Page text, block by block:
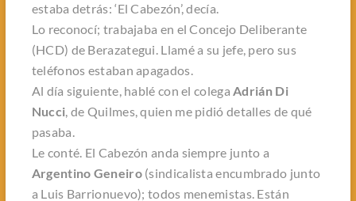
estaba detrás: ‘El Cabezón’, decía.
Lo reconocí; trabajaba en el Concejo Deliberante
(HCD) de Berazategui. Llamé a su jefe, pero sus
teléfonos estaban apagados.
Al día siguiente, hablé con el colegaAdrián Di
Nucci, de Quilmes, quien me pidió detalles de qué
pasaba.
Le conté. El Cabezón anda siempre junto a
Argentino Geneiro(sindicalista encumbrado junto
a Luis Barrionuevo); todos menemistas. Están